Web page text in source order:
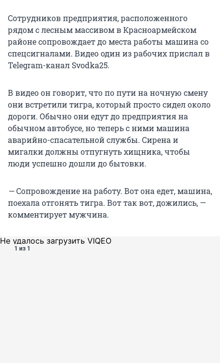
Сотрудников предприятия, расположенного
рядом с лесным массивом в Красноармейском
районе сопровождает до места работы машина со
спецсигналами. Видео один из рабочих прислал в
Telegram-канал Svodka25.
В видео он говорит, что по пути на ночную смену
они встретили тигра, который просто сидел около
дороги. Обычно они едут до предприятия на
обычном автобусе, но теперь с ними машина
аварийно-спасательной службы. Сирена и
мигалки должны отпугнуть хищника, чтобы
люди успешно дошли до бытовки.
—Сопровождение на работу. Вот она едет, машина,
поехала отгонять тигра. Вот так вот, дожились, —
комментирует мужчина.
Не удалось загрузить VIQEO
1 из 1